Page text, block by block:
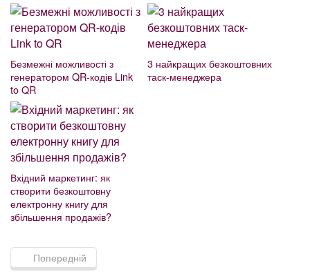
Безмежні можливості з
генератором QR-кодів Link
to QR
3 найкращих безкоштовних
таск-менеджера
Вхідний маркетинг: як
створити безкоштовну
електронну книгу для
збільшення продажів?
Попередній